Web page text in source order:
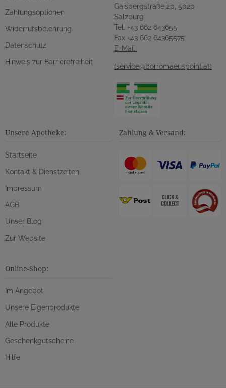
Zahlungsoptionen
Widerrufsbelehrung
Datenschutz
Hinweis zur Barrierefreiheit
Gaisbergstraße 20, 5020
Salzburg
Tel. +43 662 643655
Fax +43 662 64365575
E-Mail
(service@borromaeuspoint.at)
Unsere Apotheke:
Startseite
Kontakt & Dienstzeiten
Impressum
AGB
Unser Blog
Zur Website
Zahlung & Versand:
Online-Shop:
Im Angebot
Unsere Eigenprodukte
Alle Produkte
Geschenkgutscheine
Hilfe